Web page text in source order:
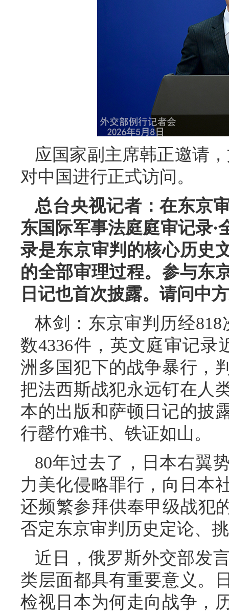
应国家副主席韩正邀请
对中国进行正式访问。
总台央视记者：在东京
东国际军事法庭庭审记录
录是东京审判的核心历史
的全部审理过程。参与东
日记也首次披露。请问中
林剑：东京审判历经
数4336件，英文庭审记
洲多国犯下的战争暴行，
把法西斯战犯永远钉在人
本的出版和萨顿日记的披
行罄竹难书、铁证如山。
80年过去了，日本右翼
力美化侵略罪行，向日本
还频繁参拜供奉甲级战犯
否定东京审判历史定论、
近日，俄罗斯外交部发
类层面都具有重要意义。
检视日本为何走向战争，